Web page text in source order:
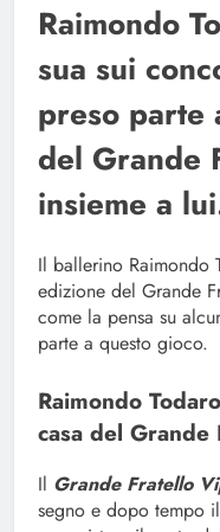
Raimondo
sua sui
preso parte
del Grande
insieme a
Il ballerino Raimondo
edizione del Grande
come la pensa su
parte a questo gioco.
Raimondo
casa del Grande
Il Grande Fratello
segno e dopo tempo